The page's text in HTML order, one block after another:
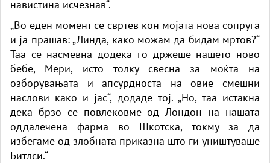
навистина исчезнав“.
„Во еден момент се свртев кон мојата нова сопруга
и ја прашав: „Линда, како можам да бидам мртов?“
Таа се насмевна додека го држеше нашето ново
бебе, Мери, исто толку свесна за моќта на
озборувањата и апсурдноста на овие смешни
наслови како и јас“, додаде тој. „Но, таа истакна
дека брзо се повлековме од Лондон на нашата
оддалечена фарма во Шкотска, токму за да
избегаме од злобната приказна што ги уништуваше
Битлси.“